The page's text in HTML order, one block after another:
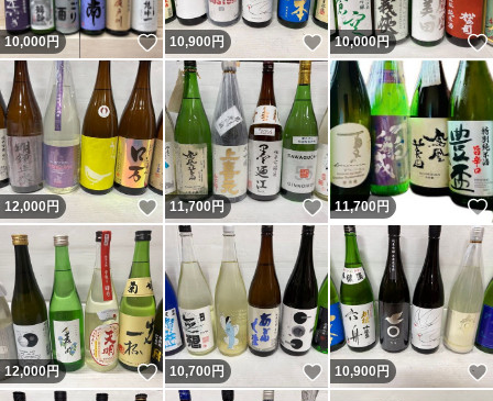
10,000円 いいね！
10,900 円 いいね！
10,000円
12,000円 いいね！
11,700円 いいね！
11,700 円
12,000円 いいね！
10,700円 いいね！
10,900円